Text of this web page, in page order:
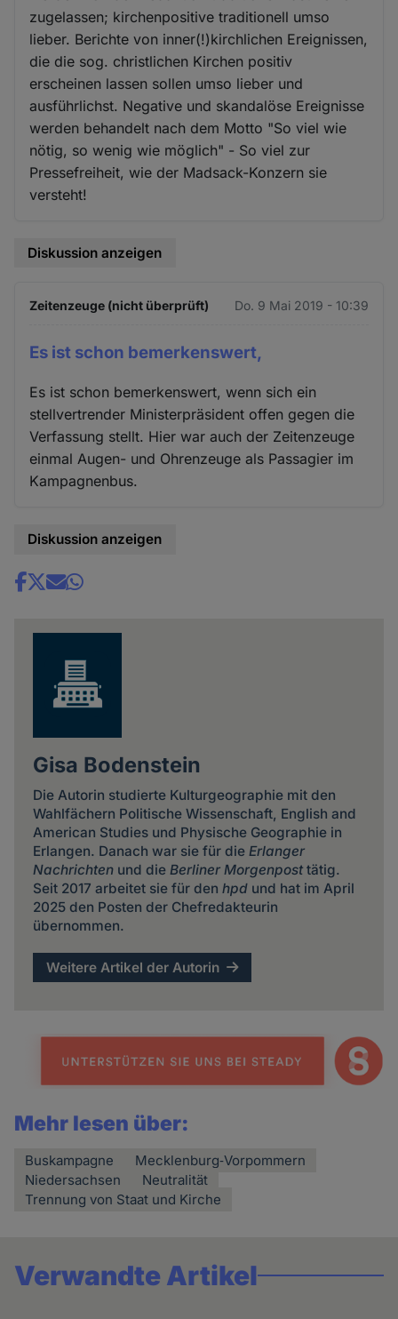
zugelassen; kirchenpositive traditionell umso
lieber. Berichte von inner(!)kirchlichen Ereignissen,
die die sog. christlichen Kirchen positiv
erscheinen lassen sollen umso lieber und
ausführlichst. Negative und skandalöse Ereignisse
werden behandelt nach dem Motto "So viel wie
nötig, so wenig wie möglich" - So viel zur
Pressefreiheit, wie der Madsack-Konzern sie
versteht!
Diskussion anzeigen
Zeitenzeuge (nicht überprüft) Do. 9 Mai 2019 - 10:39
Es ist schon bemerkenswert,
Es ist schon bemerkenswert, wenn sich ein
stellvertrender Ministerpräsident offen gegen die
Verfassung stellt. Hier war auch der Zeitenzeuge
einmal Augen- und Ohrenzeuge als Passagier im
Kampagnenbus.
Diskussion anzeigen
Share
Gisa Bodenstein
Die Autorin studierte Kulturgeographie mit den
Wahlfächern Politische Wissenschaft, English and
American Studies und Physische Geographie in
Erlangen. Danach war sie für die Erlanger
Nachrichtenund die Berliner Morgenposttätig.
Seit 2017 arbeitet sie für den hpdund hat im April
2025 den Posten der Chefredakteurin
übernommen.
Weitere Artikel der Autorin
Mehr lesen über:
Buskampagne
Mecklenburg‐Vorpommern
Niedersachsen
Neutralität
Trennung von Staat und Kirche
Verwandte Artikel